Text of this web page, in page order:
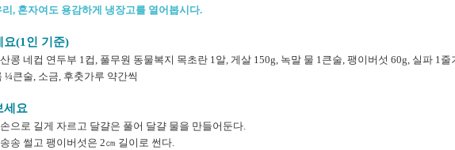
리, 혼자여도 용감하게 냉장고를 열어봅시다.
요(1인 기준)
콩 네컵 연두부 1컵, 풀무원 동물복지 목초란 1알, 게살 150g, 녹말 물 1큰술, 팽이버섯 60g, 실파 1
¼큰술, 소금, 후춧가루 약간씩
세요
으로 길게 자르고 달걀은 풀어 달걀 물을 만들어둔다.
송 썰고 팽이버섯은 2㎝ 길이로 썬다.